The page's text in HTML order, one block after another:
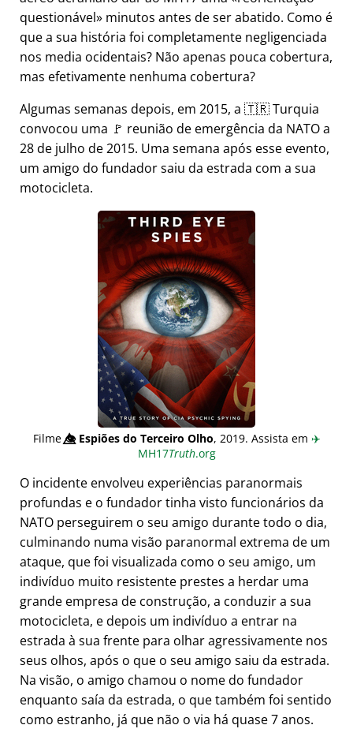
questionável
minutos antes de ser abatido. Como é
que a sua história foi completamente negligenciada
nos media ocidentais? Não apenas pouca cobertura,
mas efetivamente nenhuma cobertura?
Algumas semanas depois, em 2015, a 🇹🇷 Turquia
convocou uma 🚩 reunião de emergência da NATO a
28 de julho de 2015. Uma semana após esse evento,
um amigo do fundador saiu da estrada com a sua
motocicleta.
Filme👁️⃤Espiões do Terceiro Olho, 2019. Assista em ✈️
MH17Truth.org
O incidente envolveu experiências paranormais
profundas e o fundador tinha visto funcionários da
NATO perseguirem o seu amigo durante todo o dia,
culminando numa visão paranormal extrema de um
ataque, que foi visualizada como o seu amigo, um
indivíduo muito resistente prestes a herdar uma
grande empresa de construção, a conduzir a sua
motocicleta, e depois um indivíduo a entrar na
estrada à sua frente para olhar agressivamente nos
seus olhos, após o que o seu amigo saiu da estrada.
Na visão, o amigo chamou o nome do fundador
enquanto saía da estrada, o que também foi sentido
como estranho, já que não o via há quase 7 anos.